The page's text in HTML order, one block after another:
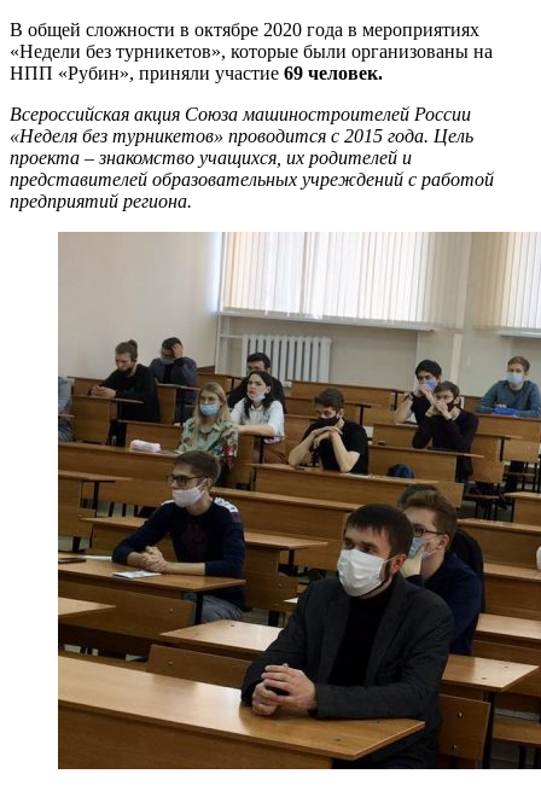
В общей сложности в октябре 2020 года в мероприятиях
«Недели без турникетов», которые были организованы на
НПП «Рубин», приняли участие 69 человек.
Всероссийская акция Союза машиностроителей России
«Неделя без турникетов» проводится с 2015 года. Цель
проекта – знакомство учащихся, их родителей и
представителей образовательных учреждений с работой
предприятий региона.